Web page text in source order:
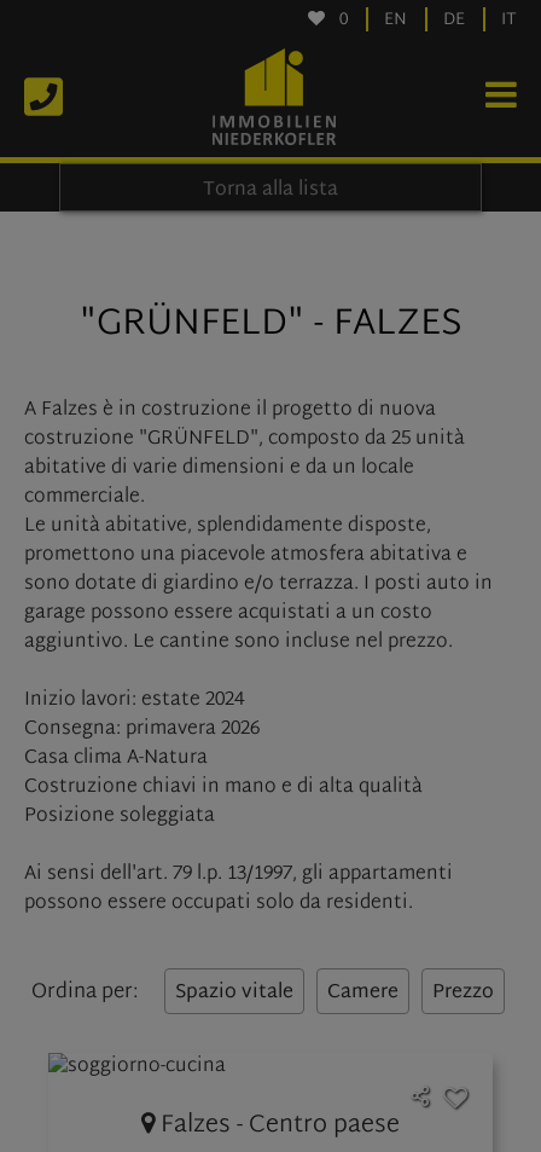
0 EN DE IT
Torna alla lista
"GRÜNFELD" - FALZES
A Falzes è in costruzione il progetto di nuova
costruzione "GRÜNFELD", composto da 25 unità
abitative di varie dimensioni e da un locale
commerciale.
Le unità abitative, splendidamente disposte,
promettono una piacevole atmosfera abitativa e
sono dotate di giardino e/o terrazza. I posti auto in
garage possono essere acquistati a un costo
aggiuntivo. Le cantine sono incluse nel prezzo.
Inizio lavori: estate 2024
Consegna: primavera 2026
Casa clima A-Natura
Costruzione chiavi in mano e di alta qualità
Posizione soleggiata
Ai sensi dell'art. 79 l.p. 13/1997, gli appartamenti
possono essere occupati solo da residenti.
Ordina per: Spazio vitale Camere Prezzo
Falzes - Centro paese